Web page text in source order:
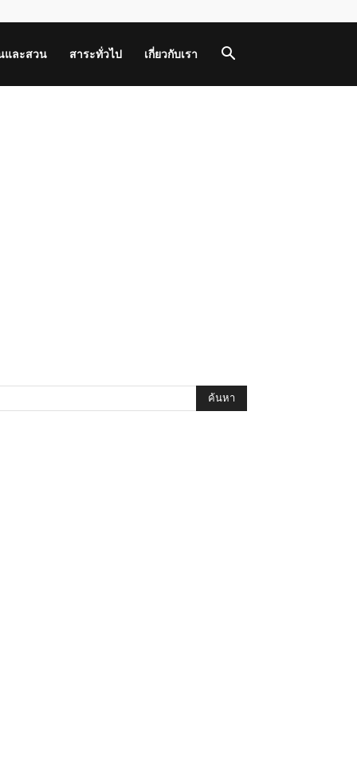
และสวน สาระทั่วไป เกี่ยวกับเรา